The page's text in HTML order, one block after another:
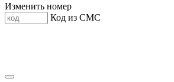
Изменить номер
Код из СМС